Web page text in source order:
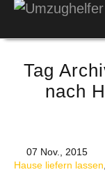
Tag
nach
07 Nov., 2015
Hause liefern lassen